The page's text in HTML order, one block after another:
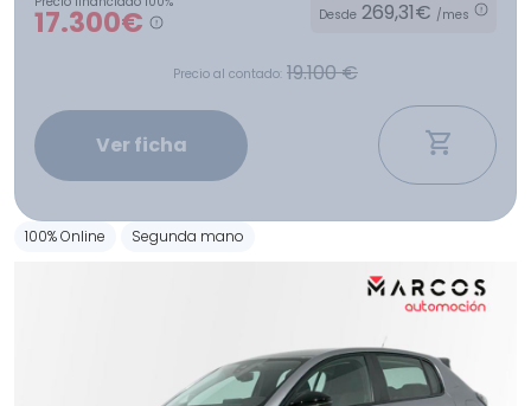
17.300€ Desde 269,31€ /mes
Precio al contado: 19.100 €
Ver ficha
100% Online Segunda mano